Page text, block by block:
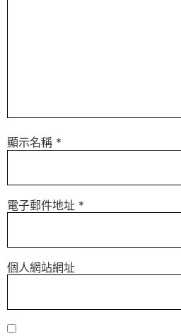
顯示名稱 *
電子郵件地址 *
個人網站網址